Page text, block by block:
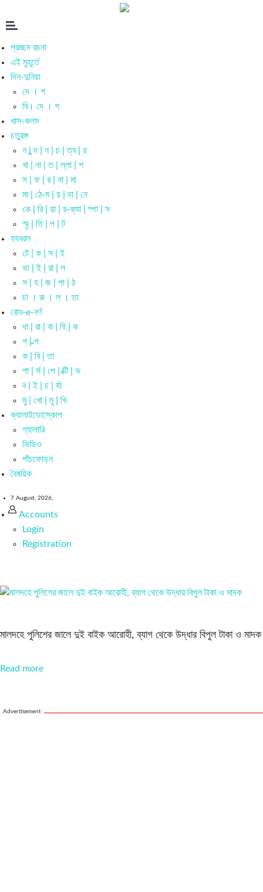
প্রচ্ছদ রচনা
এই মুহূর্তে
দিন-দুনিয়া
দে । শ
বি। দে । শ
খাস-কলম
চতুরঙ্গ
ন | ন্দ | ন | চ | ত্ব | র
খা | না | ত | ল্লা | শ
স | ফ | র | না | মা
মা | ঠে-ম | য় | দা | নে
কে | রি | য়া | র-ক্যা | ম্পা | স
স্মৃ | তি | প | ট
হযবরল
টে | ক | স | ই
ভা | ই | রা | ল
স | হ | জ | পা | ঠ
চা । রু । ল । তা
রোব-e-বর্ণ
ধা | রা | বা | হি | ক
গ | ল্প
ক | বি | তা
পা | র্স | পে | ক্টি | ভ
ব | ই | চ | র্যা
মু | খো | মু | খি
ক্যালাইডোস্কোপ
গ্যালারি
ভিডিও
পাঁচফোড়ন
বৈষয়িক
7 August, 2026,
Accounts
Login
Registration
মালদহে পুলিশের জালে দুই বাইক আরোহী, ব্যাগ থেকে উদ্ধার বিপুল টাকা ও মাদক
Read more
Advertisement